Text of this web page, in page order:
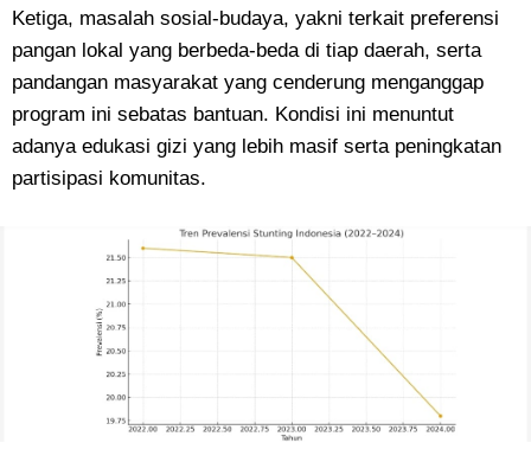
Ketiga, masalah sosial-budaya, yakni terkait preferensi
pangan lokal yang berbeda-beda di tiap daerah, serta
pandangan masyarakat yang cenderung menganggap
program ini sebatas bantuan. Kondisi ini menuntut
adanya edukasi gizi yang lebih masif serta peningkatan
partisipasi komunitas.